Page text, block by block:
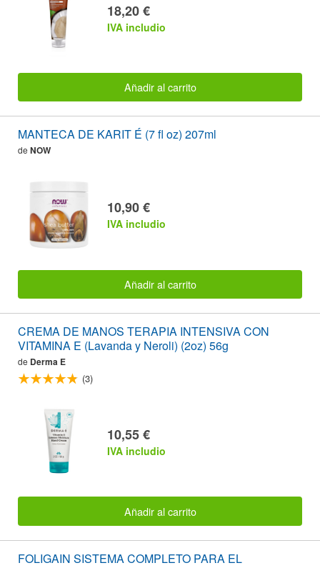
18,20 €
IVA includio
Añadir al carrito
MANTECA DE KARIT É (7 fl oz) 207ml
de NOW
10,90 €
IVA includio
Añadir al carrito
CREMA DE MANOS TERAPIA INTENSIVA CON
VITAMINA E (Lavanda y Neroli) (2oz) 56g
de Derma E
(3)
10,55 €
IVA includio
Añadir al carrito
FOLIGAIN SISTEMA COMPLETO PARA EL